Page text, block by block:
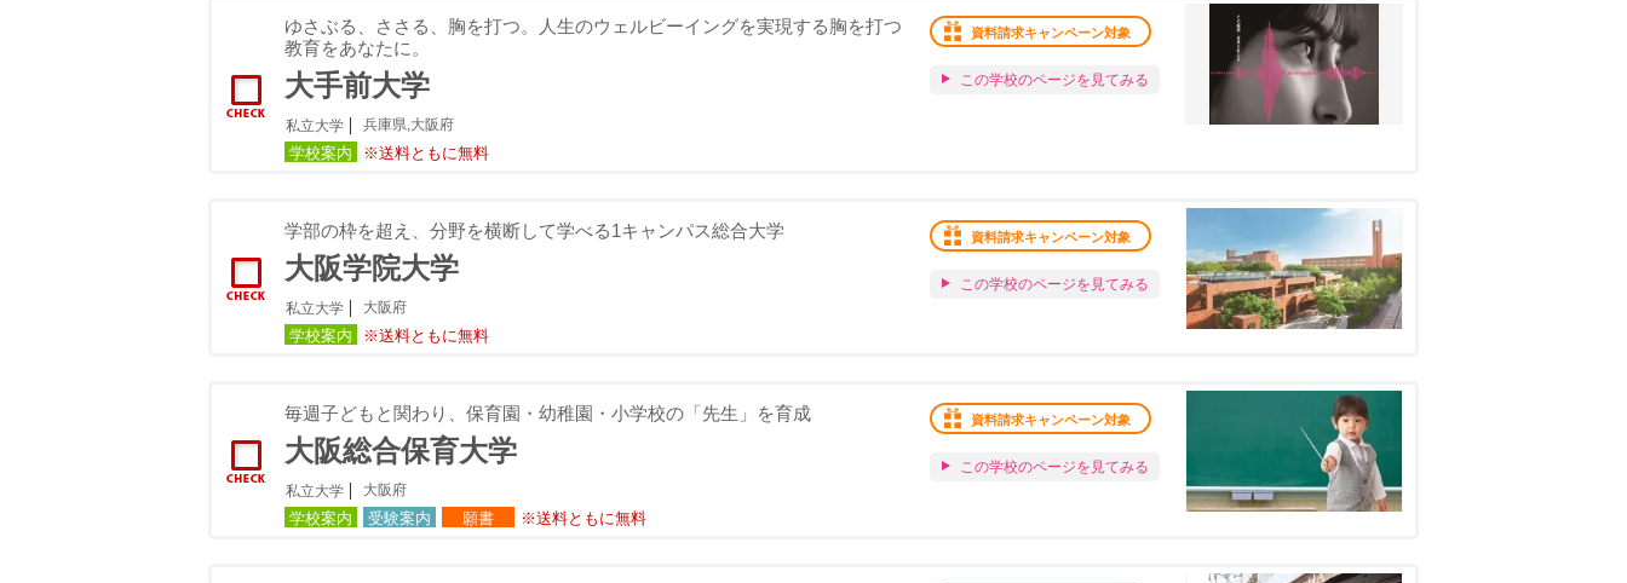
ゆさぶる、ささる、胸を打つ。人生のウェルビーイングを実現する胸を打つ
教育をあなたに。
大手前大学
私立大学 兵庫県,大阪府
学校案内 ※送料ともに無料
資料請求キャンペーン対象
この学校のページを見てみる
学部の枠を超え、分野を横断して学べる1キャンパス総合大学
大阪学院大学
私立大学 大阪府
学校案内 ※送料ともに無料
資料請求キャンペーン対象
この学校のページを見てみる
毎週子どもと関わり、保育園・幼稚園・小学校の「先生」を育成
大阪総合保育大学
私立大学 大阪府
学校案内 受験案内 願書 ※送料ともに無料
資料請求キャンペーン対象
この学校のページを見てみる